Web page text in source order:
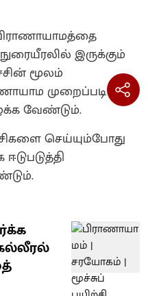
இருக்கும்
மூலம்
முறைப்படி
வேண்டும்.
செய்யும்போது